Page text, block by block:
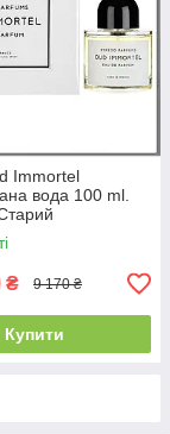
Immortel
вода 100 ml.
₴ 9 170 ₴
Купити